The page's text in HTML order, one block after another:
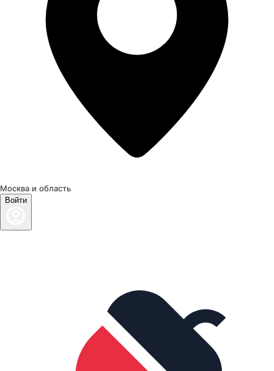
Москва и область
Войти